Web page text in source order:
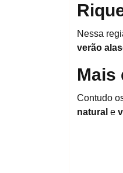
Nessa
verão
Mais
Contudo
natural e